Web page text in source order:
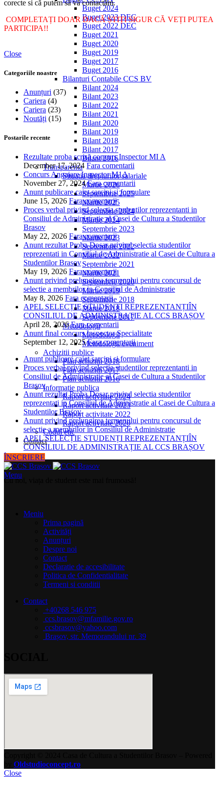
Buget 2024
Buget 2023 DEC
Buget 2022 DEC
Buget 2021
Buget 2020
Buget 2019
Buget 2017
Buget 2016
Bilanturi Contabile CCS BV
Bilant 2024
Bilant 2023
Bilant 2022
Bilant 2021
Bilant 2020
Bilant 2019
Bilant 2018
Bilant 2017
Bilant 2016
Transparenta
Situatia drepturilor salariale
Martie 2026
Septembrie 2025
Martie 2025
Septembrie 2024
Martie 2024
Septembrie 2023
Martie 2023
Septembrie 2022
Martie 2022
Septembrie 2021
Martie 2021
Septembrie 2020
Martie 2019
Septembrie 2018
Martie 2018
Septembrie 2017
Metodologii
Metodologii
Metodologii eveniment
Achizitii publice
Plan achizitii 2018
Plan achizitii 2017
Plan achizitii 2016
Informatie publica
Raport activitate 2024
Raport activitate 2023
Raport activitate 2022
Raport activitate 2020
Codul etic
Contact
ÎNSCRIERE
Menu
corecte si că putem să vă contactăm.
COMPLETAȚI DOAR DACĂ ȘTIȚI SIGUR CĂ VEȚI PUTEA
PARTICIPA!!
Close
Categoriile noastre
Anunțuri (37)
Cariera (4)
Cariera (23)
Noutăți (15)
Postarile recente
Rezultate proba scrisă concurs Inspector MI A
December 17, 2024 Fara comentarii
Concurs Angajare Inspector M1A
November 27, 2024 Fara comentarii
Anunt publicare caiet sarcini si formulare
June 15, 2026 Fara comentarii
Proces verbal privind selectia studentilor reprezentanti in
Consiliul de Administratie al Casei de Cultura a Studentilor
Brasov
May 22, 2026 Fara comentarii
Anunt rezultat Proba Dosar privind selectia studentilor
reprezentati in Consiliul de Administratie al Casei de Cultura a
Studentilor Brasov
May 19, 2026 Fara comentarii
Anunt privind prelungirea termenului pentru concursul de
selectie a membrilor in Consiliul de Administratie
May 8, 2026 Fara comentarii
APEL SELECȚIE STUDENȚI REPREZENTANȚIÎN
CONSILIUL DE ADMINISTRAȚIE AL CCS BRAȘOV
April 28, 2026 Fara comentarii
Anunt final concurs Inspector Specialitate
September 12, 2025 Fara comentarii
Anunt publicare caiet sarcini si formulare
Proces verbal privind selectia studentilor reprezentanti in
Consiliul de Administratie al Casei de Cultura a Studentilor
Brasov
Anunt rezultat Proba Dosar privind selectia studentilor
reprezentati in Consiliul de Administratie al Casei de Cultura a
Studentilor Brasov
Anunt privind prelungirea termenului pentru concursul de
selectie a membrilor in Consiliul de Administratie
APEL SELECȚIE STUDENȚI REPREZENTANȚIÎN
CONSILIUL DE ADMINISTRAȚIE AL CCS BRAȘOV
Cu noi, viața de student este mai frumoasă!
Meniu
Prima pagină
Activități
Anunțuri
Despre noi
Contact
Declaratie de accesibilitate
Politica de Confidentialitate
Termeni si conditii
Contact
+40268 546 975
ccs.brasov@mfamilie.gov.ro
ccsbrasov@yahoo.com
Brașov, str. Memorandului nr. 39
Oldstudioconcept.ro
Close